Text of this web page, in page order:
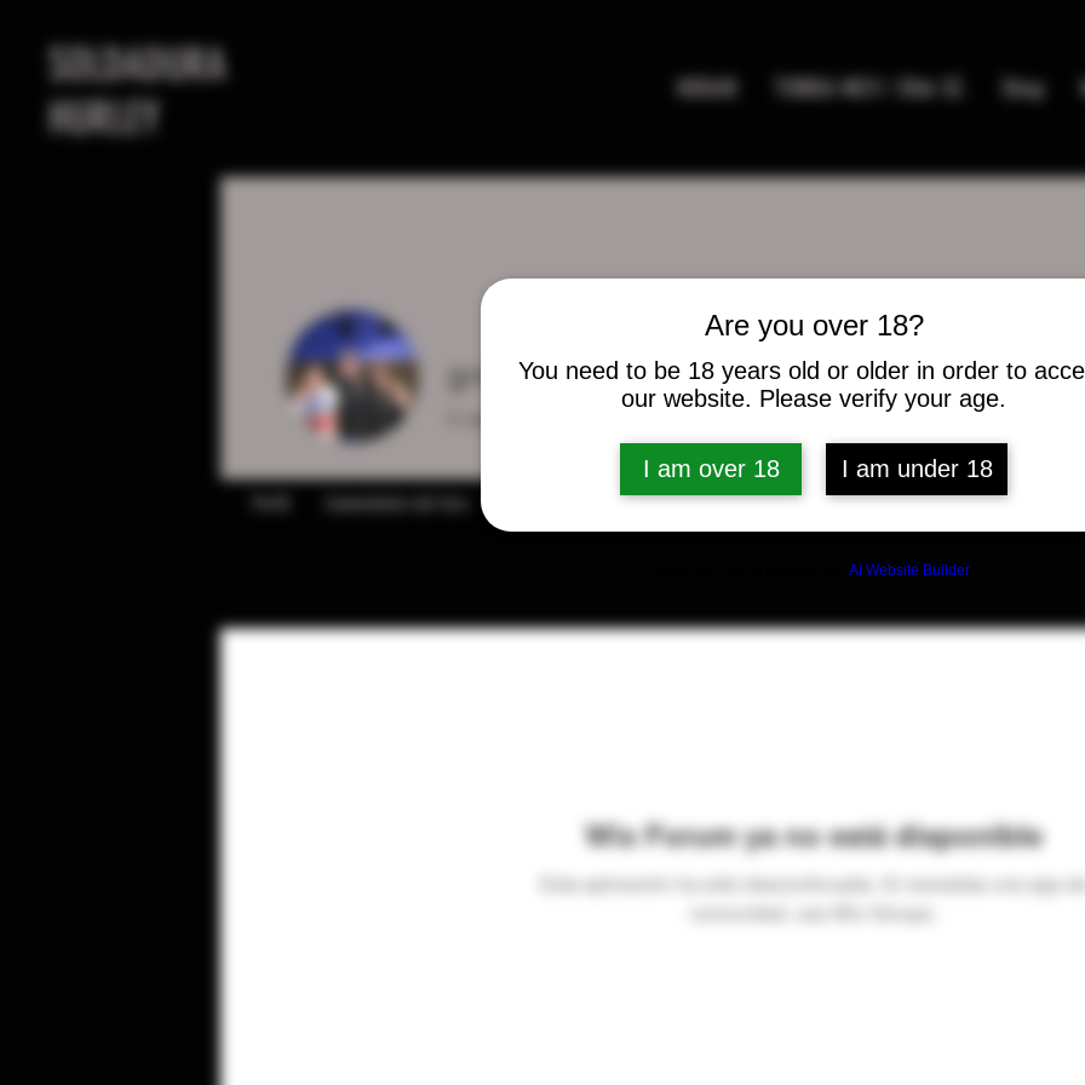
Are you over 18?
You need to be 18 years old or older in order to
our website. Please verify your age.
I am over 18 I am under 18
AI Website Builder
SOLDADURA
HURLEY
HOGAR TIENDA MC9 / Elite SC Shop
Wix Forum ya no está disponible
Esta aplicación ha sido descontinuada. Si necesitas una app
comunidad, usa Wix Groups.
greg dorman
Publicaciones del foro